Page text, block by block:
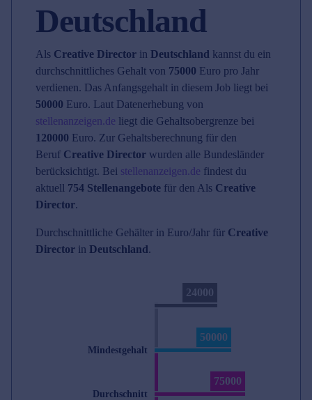
Deutschland
Als Creative Director in Deutschland kannst du ein
durchschnittliches Gehalt von 75000 Euro pro Jahr
verdienen. Das Anfangsgehalt in diesem Job liegt bei
50000 Euro. Laut Datenerhebung von
stellenanzeigen.de liegt die Gehaltsobergrenze bei
120000 Euro. Zur Gehaltsberechnung für den
Beruf Creative Director wurden alle Bundesländer
berücksichtigt. Bei stellenanzeigen.de findest du
aktuell 754 Stellenangebote für den Als Creative
Director.
Durchschnittliche Gehälter in Euro/Jahr für Creative
Director in Deutschland.
24000
50000
Mindestgehalt
75000
Durchschnitt